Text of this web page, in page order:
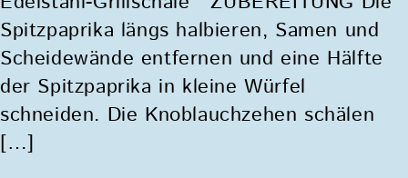
Spitzpaprika längs halbieren, Samen und
Scheidewände entfernen und eine Hälfte
der Spitzpaprika in kleine Würfel
schneiden. Die Knoblauchzehen schälen
[…]